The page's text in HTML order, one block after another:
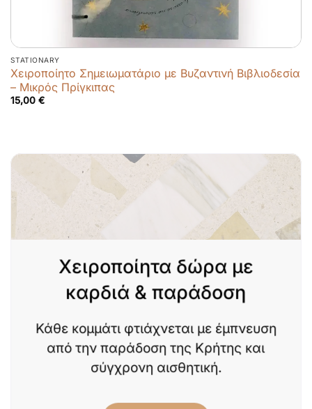
STATIONARY
Χειροποίητo Σημειωματάριo με Βυζαντινή Βιβλιοδεσία
– Μικρός Πρίγκιπας
15,00 €
Χειροποίητα δώρα με
καρδιά & παράδοση
Κάθε κομμάτι φτιάχνεται με έμπνευση
από την παράδοση της Κρήτης και
σύγχρονη αισθητική.